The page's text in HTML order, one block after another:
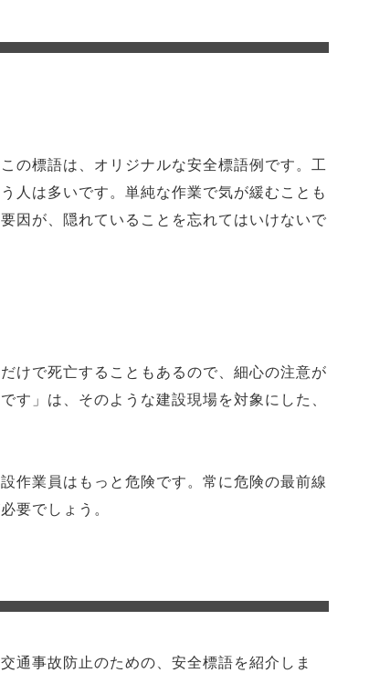
の標語は、オリジナルな安全標語例です。工
人は多いです。単純な作業で気が緩むことも
因が、隠れていることを忘れてはいけないで
けで死亡することもあるので、細心の注意が
す」は、そのような建設現場を対象にした、
作業員はもっと危険です。常に危険の最前線
要でしょう。
通事故防止のための、安全標語を紹介しま